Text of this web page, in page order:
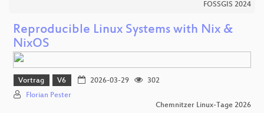
FOSSGIS 2024
Reproducible Linux Systems with Nix &
NixOS
Vortrag V6 2026-03-29
302
Florian Pester
Chemnitzer Linux-Tage 2026